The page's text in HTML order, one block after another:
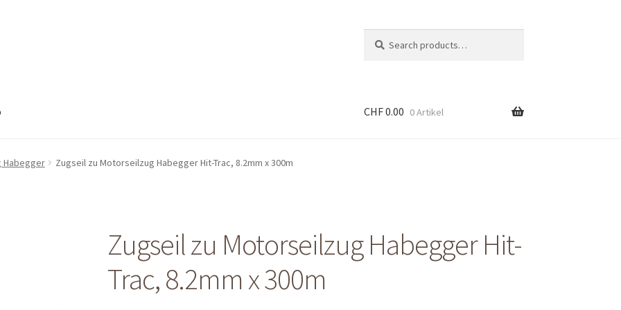
nach:
Shop Warenkorb Warenkorb
CHF0.00 0 Artikel
Habegger Zugseil zu Motorseilzug Habegger Hit-Trac, 8.2mm x 300m
Zugseil zu Motorseilzug Habegger Hit-
Trac, 8.2mm x 300m